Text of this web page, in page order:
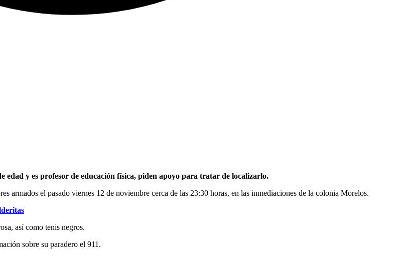
edad y es profesor de educación física, piden apoyo para tratar de localizarlo.
armados el pasado viernes 12 de noviembre cerca de las 23:30 horas, en las inmediaciones de la colonia Morelos.
así como tenis negros.
sobre su paradero el 911.